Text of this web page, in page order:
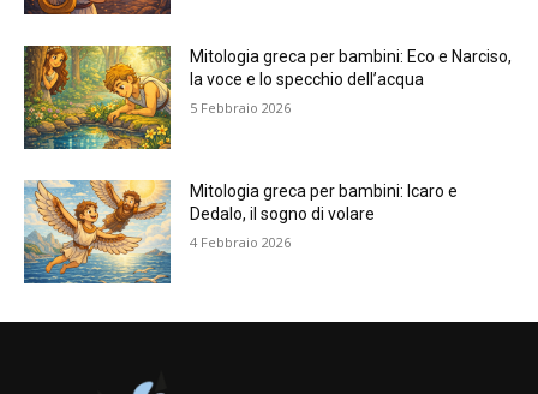
Mitologia greca per bambini: Eco e Narciso,
la voce e lo specchio dell’acqua
5 Febbraio 2026
Mitologia greca per bambini: Icaro e
Dedalo, il sogno di volare
4 Febbraio 2026